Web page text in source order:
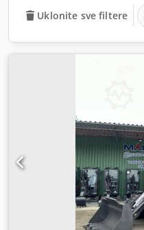
Uklonite sve filtere